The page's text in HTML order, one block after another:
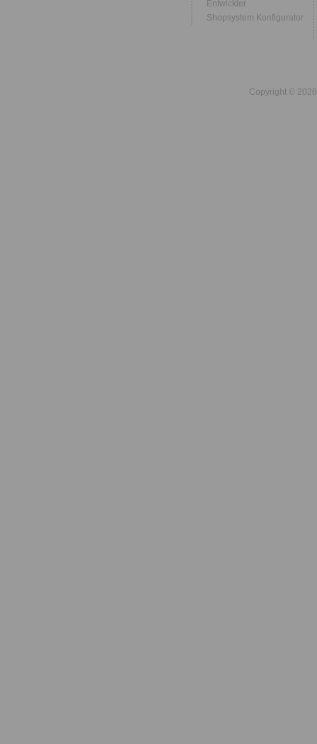
Entwickler
Shopsystem Konfigurator
Copyright ©